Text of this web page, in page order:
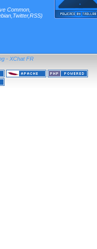
Common,
- XChat FR